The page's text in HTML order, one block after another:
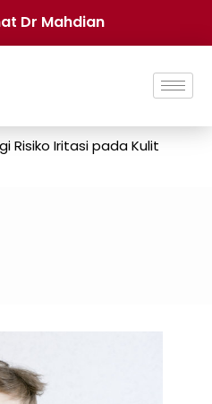
Dr Mahdian
Risiko Iritasi pada Kulit